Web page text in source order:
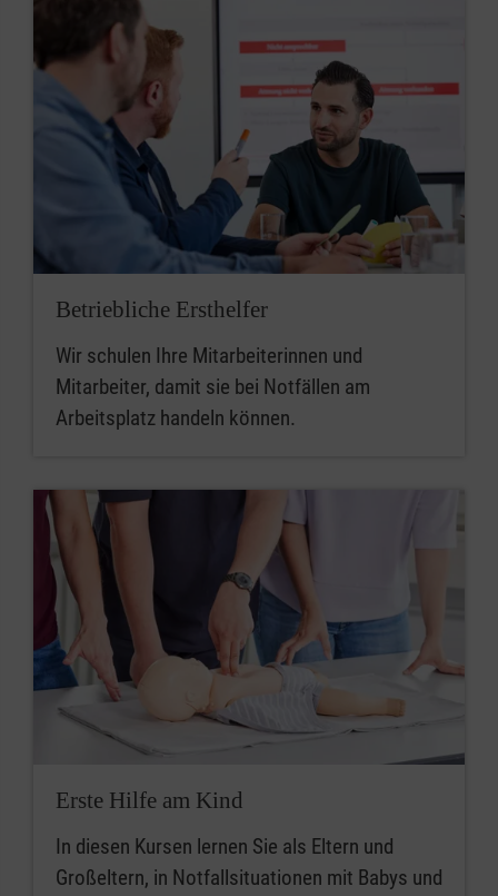
Betriebliche Ersthelfer
Wir schulen Ihre Mitarbeiterinnen und
Mitarbeiter, damit sie bei Notfällen am
Arbeitsplatz handeln können.
Erste Hilfe am Kind
In diesen Kursen lernen Sie als Eltern und
Großeltern, in Notfallsituationen mit Babys und